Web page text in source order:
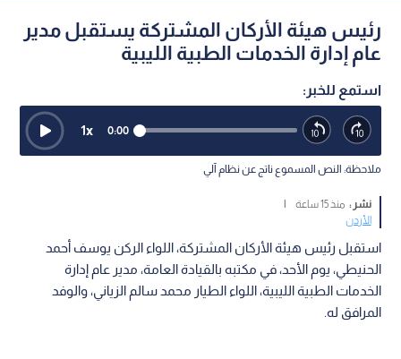
رئيس هيئة الأركان المشتركة يستقبل مدير
عام إدارة الخدمات الطبية الليبية
استمع للخبر:
0:00
1x
ملاحظة: النص المسموع ناتج عن نظام آلي
نشر : منذ 15 ساعة
|
الأردن
استقبل رئيس هيئة الأركان المشتركة، اللواء الركن يوسف أحمد
الحنيطي، يوم الأحد، في مكتبه بالقيادة العامة، مدير عام إدارة
الخدمات الطبية الليبية، اللواء الطيار محمد سالم الزياني، والوفد
المرافق له.